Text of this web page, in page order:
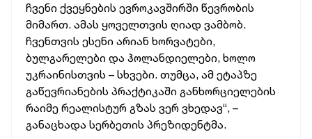
ჩვენი ქვეყნების ევროკავშირში წევრობის
მიმართ. ამას ყოველთვის ღიად ვამბობ.
ჩვენთვის ესენი არიან ხორვატები,
ბულგარელები და ჰოლანდიელები, ხოლო
უკრაინისთვის – სხვები. თუმცა, ამ ეტაპზე
გაწევრიანების პრაქტიკაში განხორციელების
რაიმე რეალისტურ გზას ვერ ვხედავ“, –
განაცხადა სერბეთის პრეზიდენტმა.